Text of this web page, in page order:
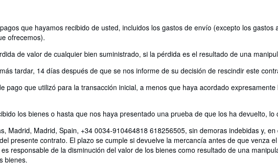
que hayamos recibido de usted, incluidos los gastos de envío (excepto los
ofrecemos).
de valor de cualquier bien suministrado, si la pérdida es el resultado de una
tardar, 14 días después de que se nos informe de su decisión de rescindir este
pago que utilizó para la transacción inicial, a menos que haya acordado
los bienes o hasta que nos haya presentado una prueba de que los ha devuelto, lo
Madrid, Madrid, Spain, +34 0034-910464818 618256505, sin demoras indebidas y,
presente contrato. El plazo se cumple si devuelve la mercancía antes de que venza
responsable de la disminución del valor de los bienes como resultado de una
bienes.